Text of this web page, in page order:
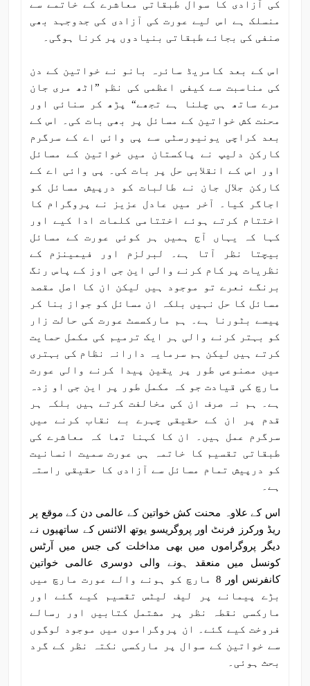
کی آزادی کا سوال طبقاتی معاشرے کے خاتمے سے
منسلک ہے اس لیے عورت کی آزادی کی جدوجہد بھی
صنفی کی بجائے طبقاتی بنیادوں پر کرنا ہوگی۔
اس کے بعد کامریڈ سائرہ بانو نے خواتین کے دن
کی مناسبت سے کیفی اعظمی کی نظم ”اٹھ مری جان
مرے ساتھ ہی چلنا ہے تجھے“ پڑھ کر سنائی اور
محنت کش خواتین کے مسائل پر بھی بات کی۔ اس کے
بعد کراچی یونیورسٹی سے پی وائی اے کے سرگرم
کارکن دلیپ نے پاکستان میں خواتین کے مسائل
اور اس کے انقلابی حل پر بات کی۔ پی وائی اے کے
کارکن جلال جان نے طالبات کو درپیش مسائل کو
اجاگر کیا۔ آخر میں عادل عزیز نے پروگرام کا
اختتام کرتے ہوئے اختتامی کلمات ادا کیے اور
کہا کہ یہاں آج ہمیں ہر کوئی عورت کے مسائل
بیچتا نظر آتا ہے۔ لبرلزم اور فیمینزم کے
نظریات پر کام کرنے والی این جی اوز کے پاس رنگ
برنگے نعرے تو موجود ہیں لیکن ان کا اصل مقصد
مسائل کا حل نہیں بلکہ ان مسائل کو جواز بنا کر
پیسے بٹورنا ہے۔ ہم مارکسسٹ عورت کی حالت زار
کو بہتر کرنے والی ہر ایک ترمیم کی مکمل حمایت
کرتے ہیں لیکن ہم سرمایہ دارانہ نظام کی بہتری
میں مصنوعی طور پر یقین پیدا کرنے والی عورت
مارچ کی قیادت جو کہ مکمل طور پر این جی او زدہ
ہے۔ ہم نہ صرف ان کی مخالفت کرتے ہیں بلکہ ہر
قدم پر ان کے حقیقی چہرے بے نقاب کرنے میں
سرگرم عمل ہیں۔ ان کا کہنا تھا کہ معاشرے کی
طبقاتی تقسیم کا خاتمہ ہی عورت سمیت انسانیت
کو درپیش تمام مسائل سے آزادی کا حقیقی راستہ
ہے۔
اس کے علاوہ محنت کش خواتین کے عالمی دن کے موقع پر
ریڈ ورکرز فرنٹ اور پروگریسو یوتھ الائنس کے ساتھیوں نے
دیگر پروگراموں میں بھی مداخلت کی جس میں آرٹس
کونسل میں منعقد ہونے والی دوسری عالمی خواتین
کانفرنس اور 8 مارچ کو ہونے والے عورت مارچ میں
بڑے پیمانے پر لیف لیٹس تقسیم کیے گئے اور
مارکسی نقطہ نظر پر مشتمل کتابیں اور رسالے
فروخت کیے گئے۔ ان پروگراموں میں موجود لوگوں
سے خواتین کے سوال پر مارکسی نکتہ نظر کے گرد
بحث ہوئی۔